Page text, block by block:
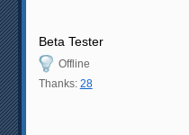
Beta Tester
Offline
Thanks: 28